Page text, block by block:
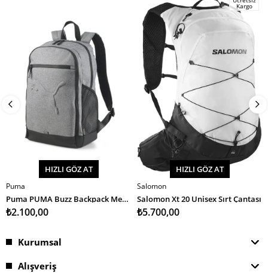
SEPETE EKLE
HIZLI GÖZ AT
Puma
Puma PUMA Buzz Backpack Medium Gray Heather Unisex Sırt Çantası
₺2.100,00
SEPETE EKLE
Kargo
HIZLI GÖZ AT
Salomon
Salomon Xt 20 Unisex Sırt Çantası
₺5.700,00
Kurumsal
Alışveriş